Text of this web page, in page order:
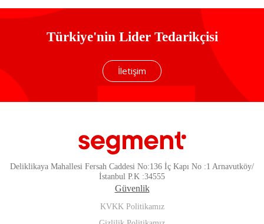
Türkiye'nin Lider Tedarikçisi
İletişim
Deliklikaya Mahallesi Fersah Caddesi No:136 İç Kapı No :1 Arnavutköy/
İstanbul P.K :34555
Güvenlik
KVKK Politikamız